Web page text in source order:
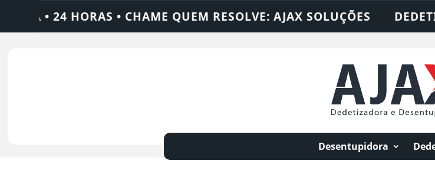
• CHAME QUEM RESOLVE: AJAX SOLUÇÕES DEDETIZADORA •
Desentupidora